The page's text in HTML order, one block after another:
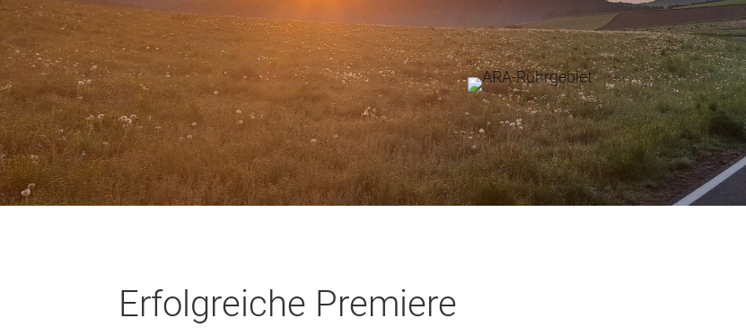
Erfolgreiche Premiere